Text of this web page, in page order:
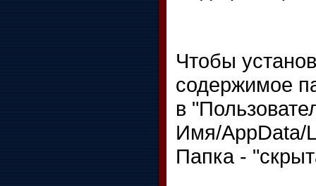
Чтобы
содержимое
в
Имя/AppData/
Папка -